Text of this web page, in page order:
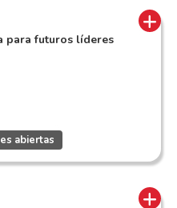
para futuros líderes
abiertas